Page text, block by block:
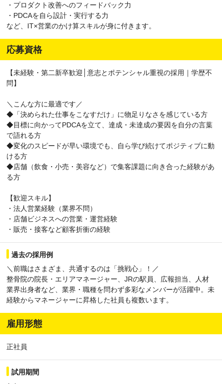
・プロダクト改善へのフィードバック力
・PDCAを自ら設計・実行する力
など、IT×営業のかけ算スキルが身に付きます。
応募資格
【未経験・第二新卒歓迎│意志とポテンシャル重視の採用｜学歴不
問】
＼こんな方に最適です／
◆「決められた仕事をこなすだけ」に物足りなさを感じている方
◆目標に向かってPDCAを立て、達成・未達成の要因を自分の言葉
で語れる方
◆変化のスピードが早い環境でも、自ら学び続けてポジティブに動
ける方
◆店舗（飲食・小売・美容など）で集客課題に向き合った経験があ
る方
【歓迎スキル】
・法人営業経験（業界不問）
・店舗ビジネスへの営業・運営経験
・販売・接客など顧客折衝の経験
過去の採用例
＼前職はさまざま、共通するのは「挑戦心」！／
整骨院の院長・エリアマネージャー、JRの駅員、広報担当、人材
業界出身者など、業界・職種を問わず多彩なメンバーが活躍中。未
経験からマネージャーに昇格した社員も複数います。
雇用形態
正社員
試用期間